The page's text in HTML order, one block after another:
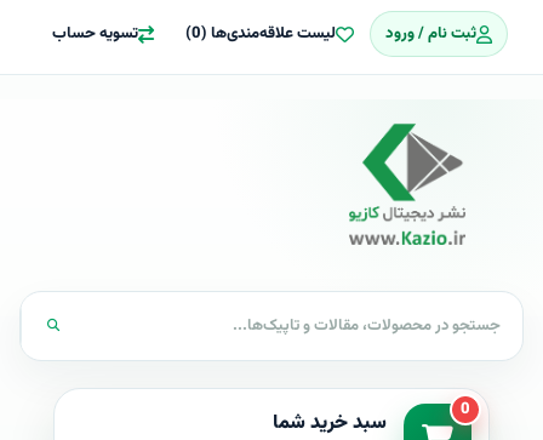
ثبت نام / ورود لیست علاقه‌مندی‌ها (0) تسویه حساب
0 سبد خرید شما